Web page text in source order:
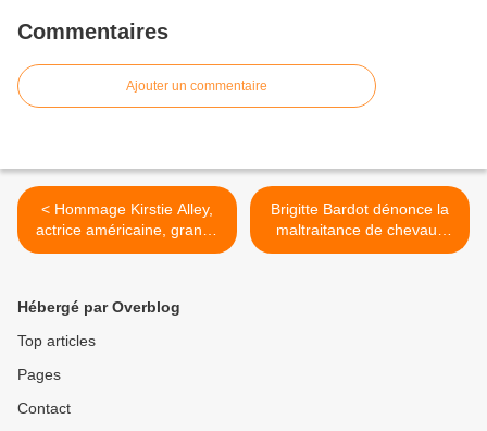
Commentaires
Ajouter un commentaire
< Hommage Kirstie Alley,
actrice américaine, grande
protectrice des animaux
Brigitte Bardot dénonce la
maltraitance de chevaux
dans une foire du Cantal >
Hébergé par Overblog
Top articles
Pages
Contact